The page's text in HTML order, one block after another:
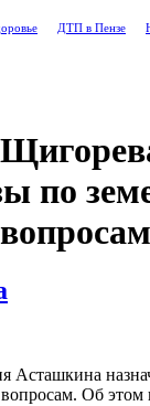
ДТП в Пензе
по
Асташкина
Об